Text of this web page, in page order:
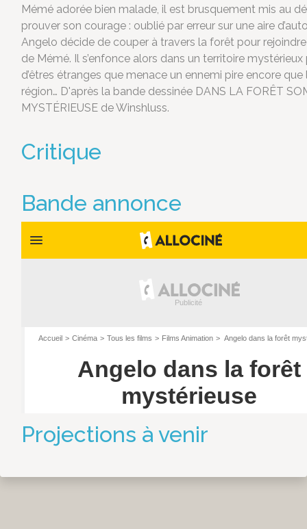
Mémé adorée bien malade, il est brusquement mis au
prouver son courage : oublié par erreur sur une aire
Angelo décide de couper à travers la forêt pour
de Mémé. Il s’enfonce alors dans un territoire
d’êtres étranges que menace un ennemi pire encore que
région… D'après la bande dessinée DANS LA FORÊT
MYSTÉRIEUSE de Winshluss.
Critique
Bande annonce
Projections à venir